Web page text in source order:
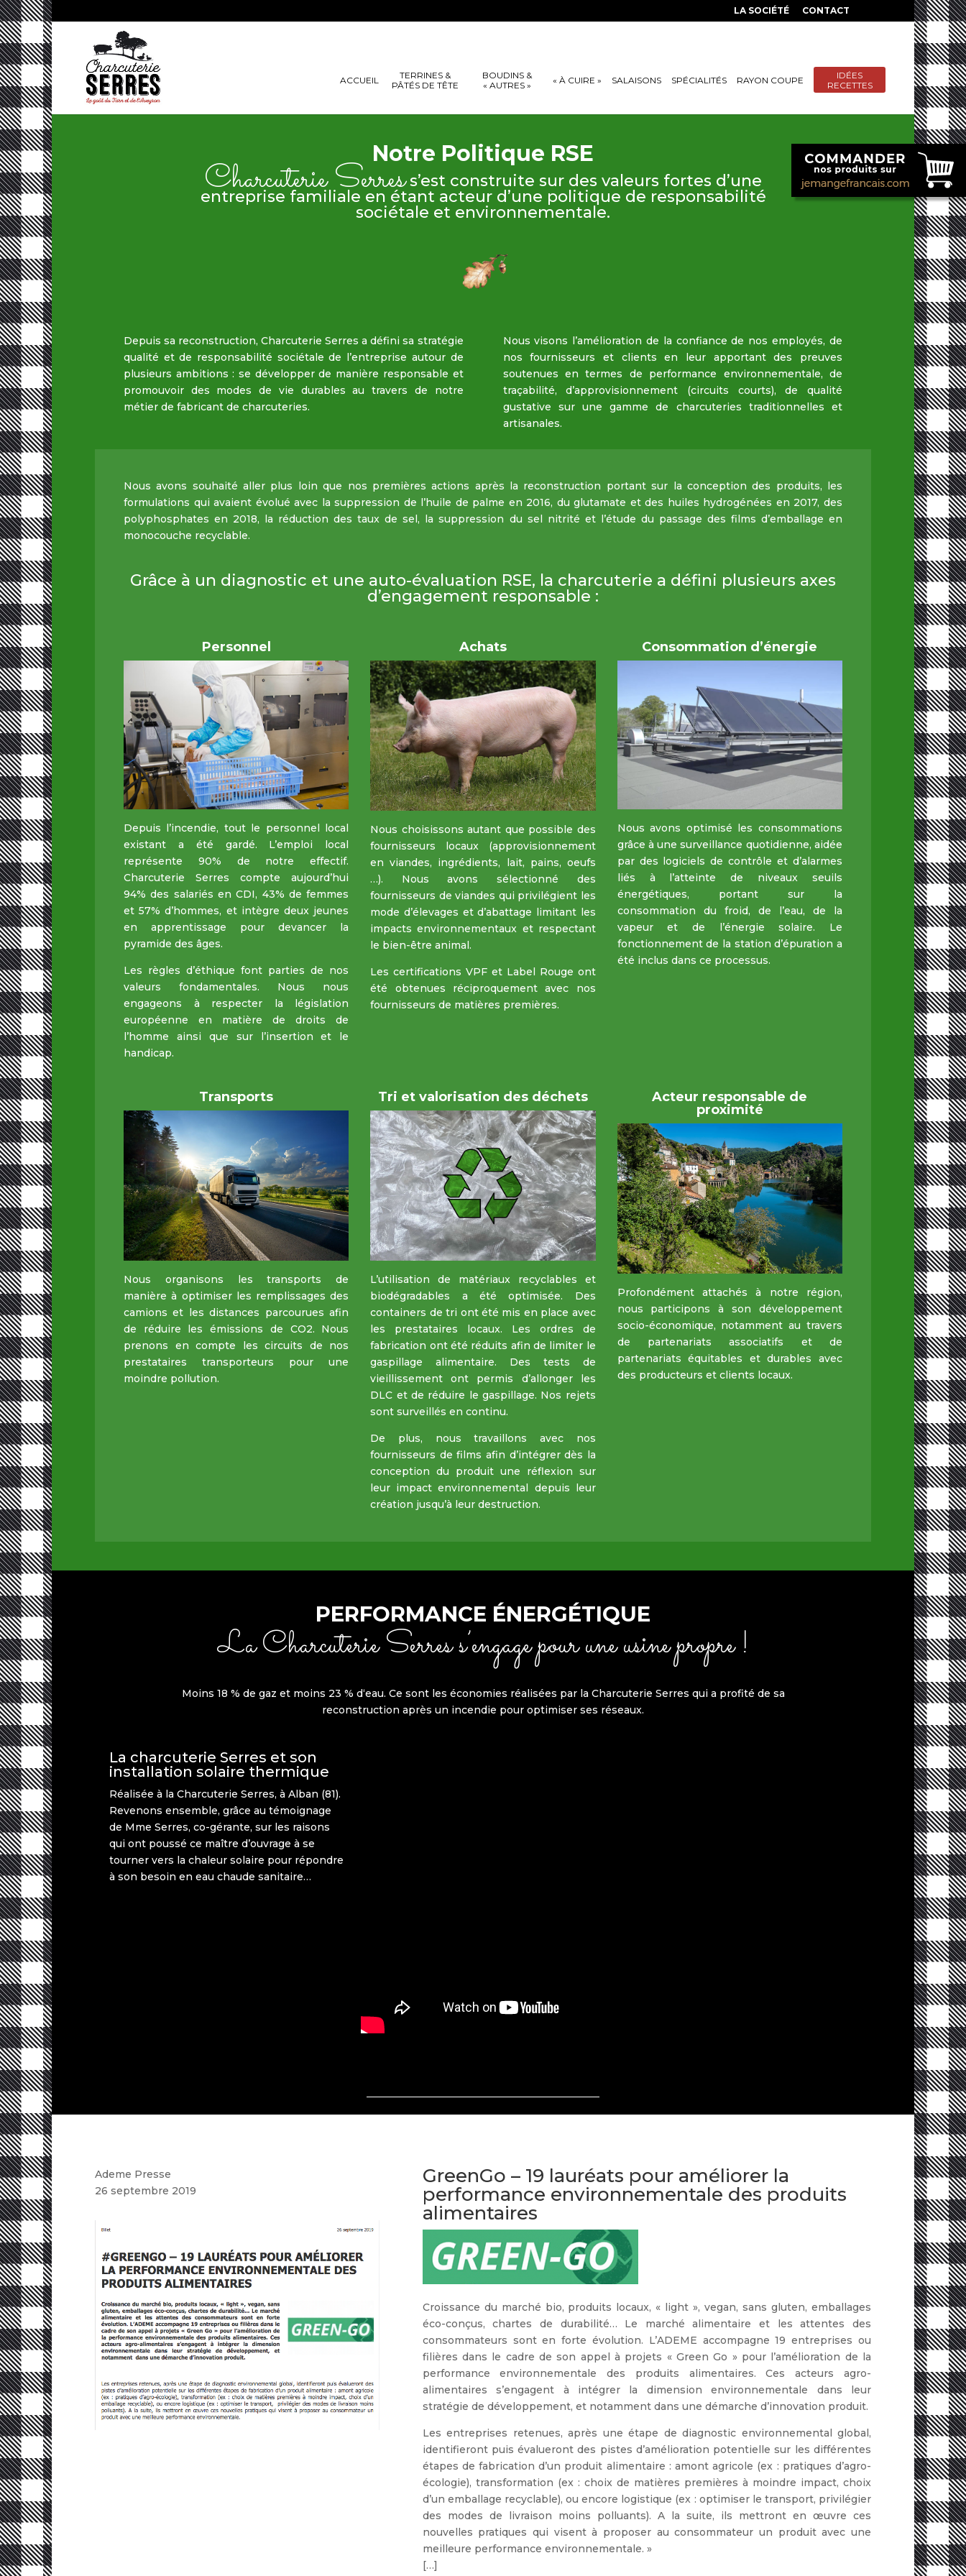
LA SOCIÉTÉ CONTACT
ACCUEIL
TERRINES &
PÂTÉS DE TÊTE
BOUDINS &
« AUTRES »
« À CUIRE » SALAISONS SPÉCIALITÉS RAYON COUPE
IDÉES
RECETTES
Notre Politique RSE
Charcuterie Serress’est construite sur des valeurs fortes d’une
entreprise familiale en étant acteur d’une politique de responsabilité
sociétale et environnementale.
Depuis sa reconstruction, Charcuterie Serres a défini sa stratégie
qualité et de responsabilité sociétale de l’entreprise autour de
plusieurs ambitions : se développer de manière responsable et
promouvoir des modes de vie durables au travers de notre
métier de fabricant de charcuteries.
Nous visons l’amélioration de la confiance de nos employés, de
nos fournisseurs et clients en leur apportant des preuves
soutenues en termes de performance environnementale, de
traçabilité, d’approvisionnement (circuits courts), de qualité
gustative sur une gamme de charcuteries traditionnelles et
artisanales.
Nous avons souhaité aller plus loin que nos premières actions après la reconstruction portant sur la conception des produits, les
formulations qui avaient évolué avec la suppression de l’huile de palme en 2016, du glutamate et des huiles hydrogénées en 2017, des
polyphosphates en 2018, la réduction des taux de sel, la suppression du sel nitrité et l’étude du passage des films d’emballage en
monocouche recyclable.
Grâce à un diagnostic et une auto-évaluation RSE, la charcuterie a défini plusieurs axes
d’engagement responsable :
Personnel
Depuis l’incendie, tout le personnel local
existant a été gardé. L’emploi local
représente 90% de notre effectif.
Charcuterie Serres compte aujourd’hui
94% des salariés en CDI, 43% de femmes
et 57% d’hommes, et intègre deux jeunes
en apprentissage pour devancer la
pyramide des âges.
Les règles d’éthique font parties de nos
valeurs fondamentales. Nous nous
engageons à respecter la législation
européenne en matière de droits de
l’homme ainsi que sur l’insertion et le
handicap.
Achats
Nous choisissons autant que possible des
fournisseurs locaux (approvisionnement
en viandes, ingrédients, lait, pains, oeufs
…). Nous avons sélectionné des
fournisseurs de viandes qui privilégient les
mode d’élevages et d’abattage limitant les
impacts environnementaux et respectant
le bien-être animal.
Les certifications VPF et Label Rouge ont
été obtenues réciproquement avec nos
fournisseurs de matières premières.
Consommation d’énergie
Nous avons optimisé les consommations
grâce à une surveillance quotidienne, aidée
par des logiciels de contrôle et d’alarmes
liés à l’atteinte de niveaux seuils
énergétiques, portant sur la
consommation du froid, de l’eau, de la
vapeur et de l’énergie solaire. Le
fonctionnement de la station d’épuration a
été inclus dans ce processus.
Transports
Nous organisons les transports de
manière à optimiser les remplissages des
camions et les distances parcourues afin
de réduire les émissions de CO2. Nous
prenons en compte les circuits de nos
prestataires transporteurs pour une
moindre pollution.
Tri et valorisation des déchets
L’utilisation de matériaux recyclables et
biodégradables a été optimisée. Des
containers de tri ont été mis en place avec
les prestataires locaux. Les ordres de
fabrication ont été réduits afin de limiter le
gaspillage alimentaire. Des tests de
vieillissement ont permis d’allonger les
DLC et de réduire le gaspillage. Nos rejets
sont surveillés en continu.
De plus, nous travaillons avec nos
fournisseurs de films afin d’intégrer dès la
conception du produit une réflexion sur
leur impact environnemental depuis leur
création jusqu’à leur destruction.
Acteur responsable de
proximité
Profondément attachés à notre région,
nous participons à son développement
socio-économique, notamment au travers
de partenariats associatifs et de
partenariats équitables et durables avec
des producteurs et clients locaux.
PERFORMANCE ÉNERGÉTIQUE
La Charcuterie Serres s’engage pour une usine propre !
Moins 18 % de gaz et moins 23 % d‘eau. Ce sont les économies réalisées par la Charcuterie Serres qui a profité de sa
reconstruction après un incendie pour optimiser ses réseaux.
La charcuterie Serres et son
installation solaire thermique
Réalisée à la Charcuterie Serres, à Alban (81).
Revenons ensemble, grâce au témoignage
de Mme Serres, co-gérante, sur les raisons
qui ont poussé ce maître d’ouvrage à se
tourner vers la chaleur solaire pour répondre
à son besoin en eau chaude sanitaire…
Ademe Presse
26 septembre 2019
GreenGo – 19 lauréats pour améliorer la
performance environnementale des produits
alimentaires
Croissance du marché bio, produits locaux, « light », vegan, sans gluten, emballages
éco-conçus, chartes de durabilité… Le marché alimentaire et les attentes des
consommateurs sont en forte évolution. L’ADEME accompagne 19 entreprises ou
filières dans le cadre de son appel à projets « Green Go » pour l’amélioration de la
performance environnementale des produits alimentaires. Ces acteurs agro-
alimentaires s’engagent à intégrer la dimension environnementale dans leur
stratégie de développement, et notamment dans une démarche d’innovation produit.
Les entreprises retenues, après une étape de diagnostic environnemental global,
identifieront puis évalueront des pistes d’amélioration potentielle sur les différentes
étapes de fabrication d’un produit alimentaire : amont agricole (ex : pratiques d’agro-
écologie), transformation (ex : choix de matières premières à moindre impact, choix
d’un emballage recyclable), ou encore logistique (ex : optimiser le transport, privilégier
des modes de livraison moins polluants). A la suite, ils mettront en œuvre ces
nouvelles pratiques qui visent à proposer au consommateur un produit avec une
meilleure performance environnementale. »
[…]